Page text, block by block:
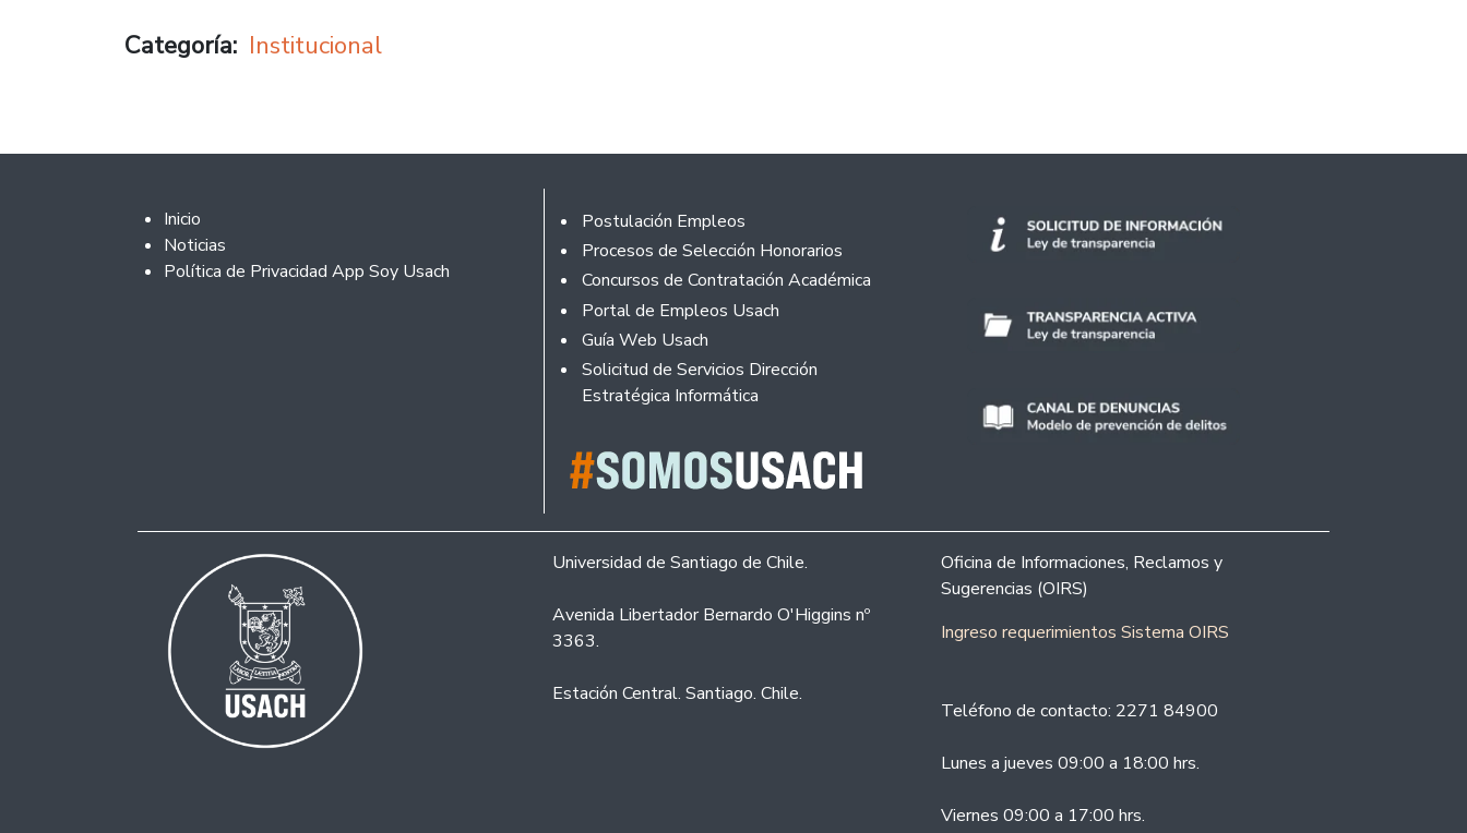
Categoría Institucional
Footer 2
Inicio
Noticias
Política de Privacidad App Soy Usach
Footer
Postulación Empleos
Procesos de Selección Honorarios
Concursos de Contratación Académica
Portal de Empleos Usach
Guía Web Usach
Solicitud de Servicios Dirección
Estratégica Informática
Universidad de Santiago de Chile.
Avenida Libertador Bernardo O'Higgins nº
3363.
Estación Central. Santiago. Chile.
Oficina de Informaciones, Reclamos y
Sugerencias (OIRS)
Ingreso requerimientos Sistema OIRS
Teléfono de contacto: 2271 84900
Lunes a jueves 09:00 a 18:00 hrs.
Viernes 09:00 a 17:00 hrs.